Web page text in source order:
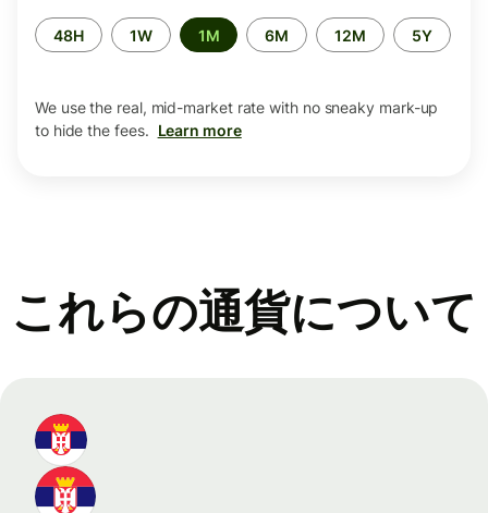
Time
period
48H 1W 1M 6M 12M 5Y
We use the real, mid-market rate with no sneaky mark-up
to hide the fees. Learn more
これらの通貨について